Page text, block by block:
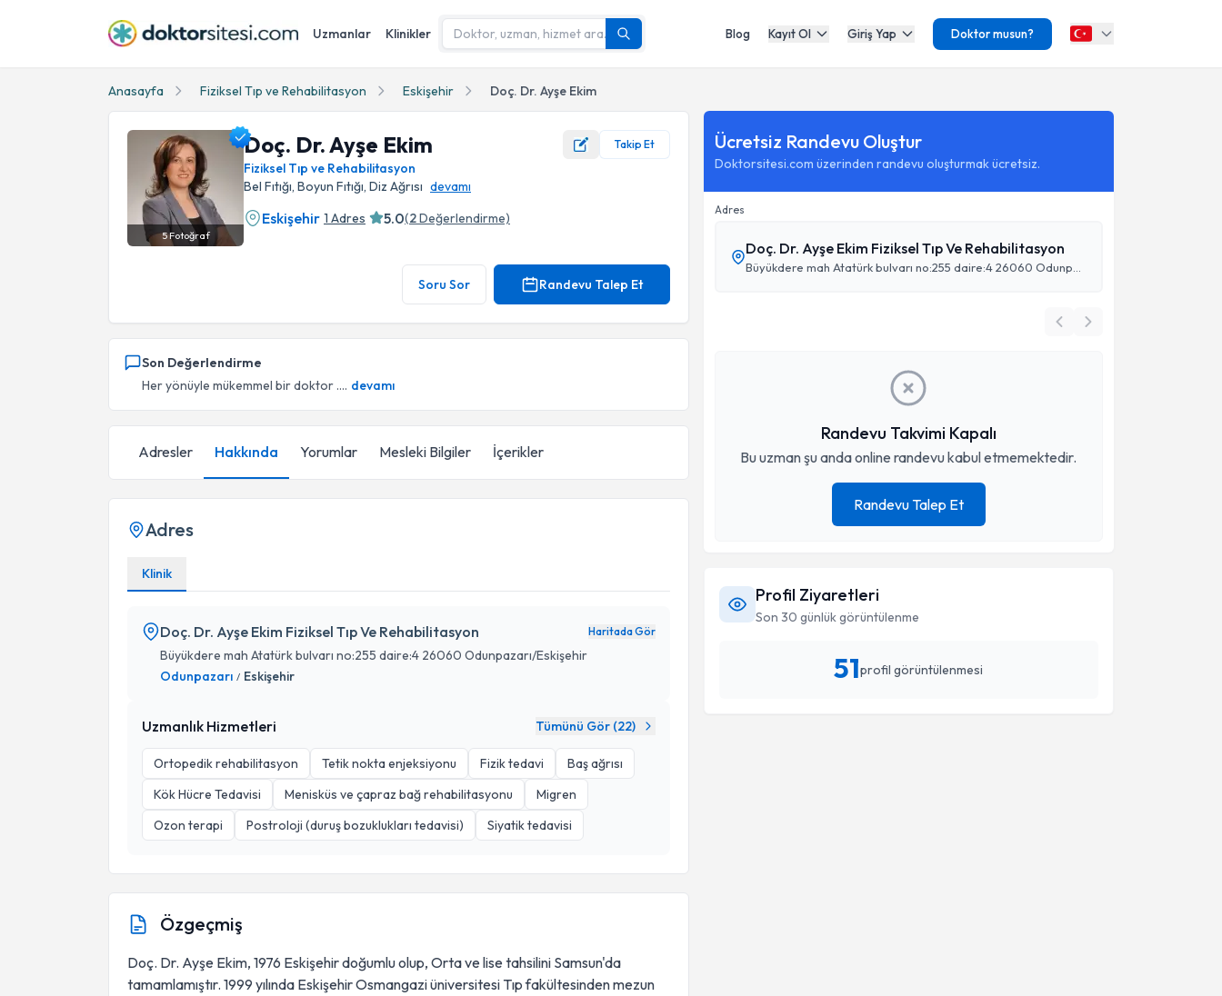
Uzmanlar Klinikler Blog Kayıt Ol Giriş Yap Doktor musun?
Anasayfa Fiziksel Tıp ve Rehabilitasyon Eskişehir Doç. Dr. Ayşe Ekim
5Fotoğraf
Doç. Dr. Ayşe Ekim Takip Et
Fiziksel Tıp ve Rehabilitasyon
Bel Fıtığı, Boyun Fıtığı, Diz Ağrısı devamı
Eskişehir 1 Adres 5.0(2Değerlendirme)
Soru Sor Randevu Talep Et
Son Değerlendirme
Her yönüyle mükemmel bir doktor .... devamı
Adresler Hakkında Yorumlar Mesleki Bilgiler İçerikler
Adres
Klinik
Doç. Dr. Ayşe Ekim Fiziksel Tıp Ve Rehabilitasyon Haritada Gör
Büyükdere mah Atatürk bulvarı no:255 daire:4 26060 Odunpazarı/Eskişehir
Odunpazarı / Eskişehir
Uzmanlık Hizmetleri Tümünü Gör (22)
Ortopedik rehabilitasyon Tetik nokta enjeksiyonu Fizik tedavi
Baş ağrısı
Kök Hücre Tedavisi
Menisküs ve çapraz bağ rehabilitasyonu
Migren
Ozon terapi
Postroloji (duruş bozuklukları tedavisi) Siyatik tedavisi
Özgeçmiş
Doç. Dr. Ayşe Ekim, 1976 Eskişehir doğumlu olup, Orta ve lise tahsilini Samsun'da
tamamlamıştır. 1999 yılında Eskişehir Osmangazi üniversitesi Tıp fakültesinden mezun
Ücretsiz Randevu Oluştur
Doktorsitesi.com üzerinden randevu oluşturmak ücretsiz.
Adres
Doç. Dr. Ayşe Ekim Fiziksel Tıp Ve Rehabilitasyon
Randevu Takvimi Kapalı
Bu uzman şu anda online randevu kabul etmemektedir.
Randevu Talep Et
Profil Ziyaretleri
Son 30 günlük görüntülenme
51profil görüntülenmesi